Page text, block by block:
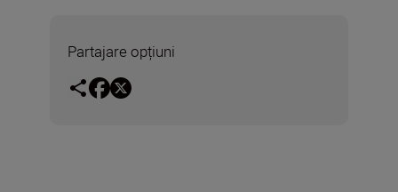
Partajare opțiuni